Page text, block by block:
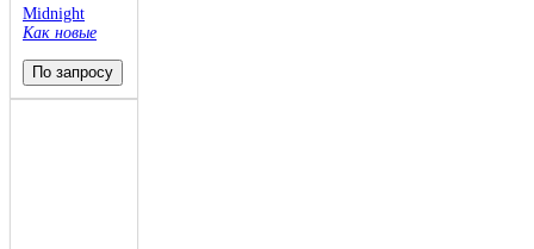
Midnight
Как новые
По запросу